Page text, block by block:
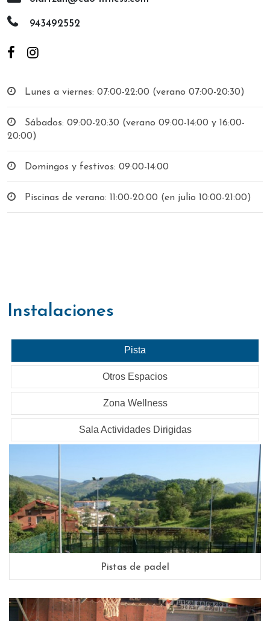
943492552
Lunes a viernes: 07:00-22:00 (verano 07:00-20:30)
Sábados: 09:00-20:30 (verano 09:00-14:00 y 16:00-
20:00)
Domingos y festivos: 09:00-14:00
Piscinas de verano: 11:00-20:00 (en julio 10:00-21:00)
instalaciones
Pista
Otros Espacios
Zona Wellness
Sala Actividades Dirigidas
Pistas de padel